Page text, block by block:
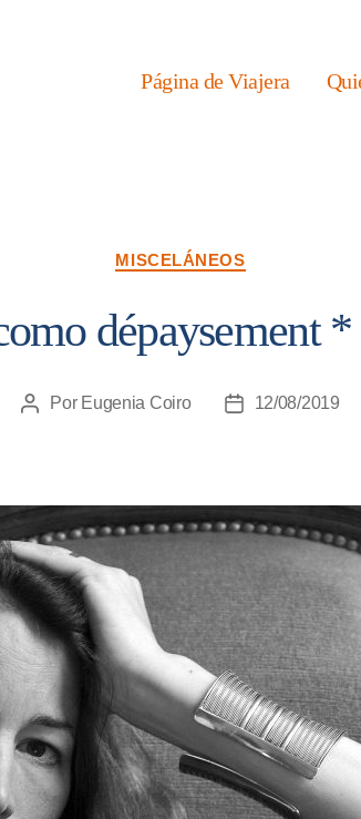
Página de Viajera
Categorías
MISCELÁNEOS
dépaysement
Autor
Por Eugenia Coiro
Fecha12/08/2019